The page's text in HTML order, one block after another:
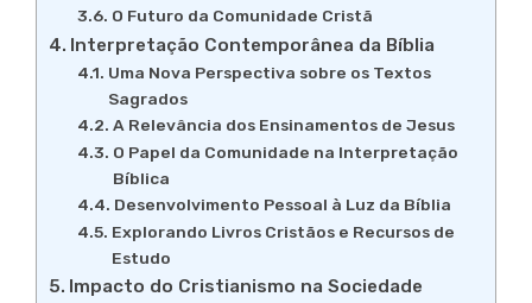
O Futuro da Comunidade Cristã
Interpretação Contemporânea da Bíblia
Uma Nova Perspectiva sobre os Textos
Sagrados
A Relevância dos Ensinamentos de Jesus
O Papel da Comunidade na Interpretação
Bíblica
Desenvolvimento Pessoal à Luz da Bíblia
Explorando Livros Cristãos e Recursos de
Estudo
Impacto do Cristianismo na Sociedade